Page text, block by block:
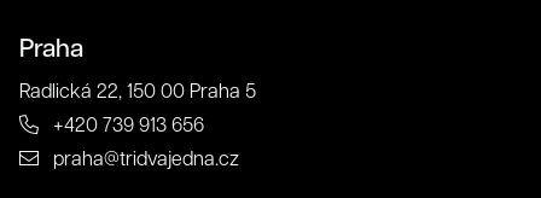
321 CREATIVE CREW s. r. o.
Antispamová ochrana
napíšte číslicami "tridvajedna":
Praha
Radlická 22, 150 00 Praha 5
+420 739 913 656
praha@tridvajedna.cz